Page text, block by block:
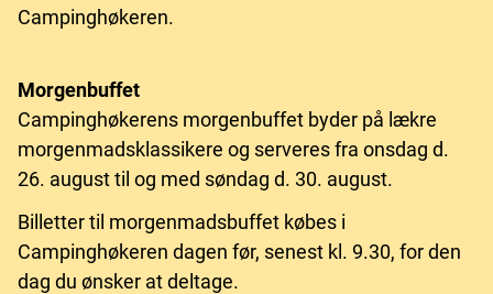
Campinghøkeren.
Morgenbuffet
Campinghøkerens morgenbuffet byder på lækre
morgenmadsklassikere og serveres fra onsdag d.
26. august til og med søndag d. 30. august.
Billetter til morgenmadsbuffet købes i
Campinghøkeren dagen før, senest kl. 9.30, for den
dag du ønsker at deltage.